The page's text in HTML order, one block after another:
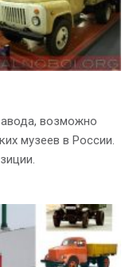
возможно
музеев в России.